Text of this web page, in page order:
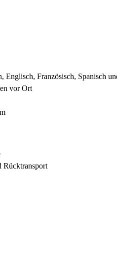
Englisch, Französisch, Spanisch
vor Ort
Rücktransport